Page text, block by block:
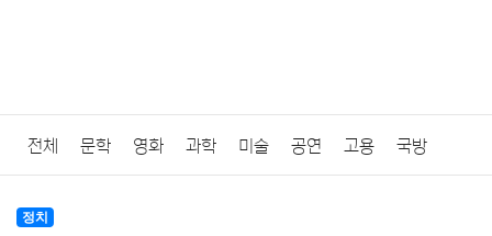
전체 문학 영화 과학 미술 공연 고용 국방
법률
정치